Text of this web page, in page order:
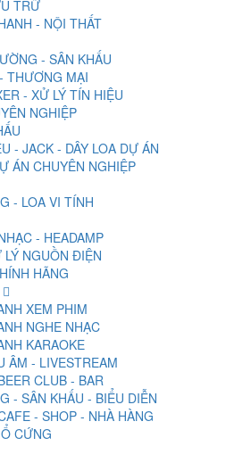
TRỮ
- NỘI THẤT
- SÂN KHẤU
THƯƠNG MẠI
- XỬ LÝ TÍN HIỆU
NGHIỆP
- JACK - DÂY LOA DỰ ÁN
ÁN CHUYÊN NGHIỆP
- LOA VI TÍNH
- HEADAMP
NGUỒN ĐIỆN
HÃNG
XEM PHIM
NGHE NHẠC
KARAOKE
ÂM - LIVESTREAM
CLUB - BAR
- SÂN KHẤU - BIỂU DIỄN
- SHOP - NHÀ HÀNG
CỨNG